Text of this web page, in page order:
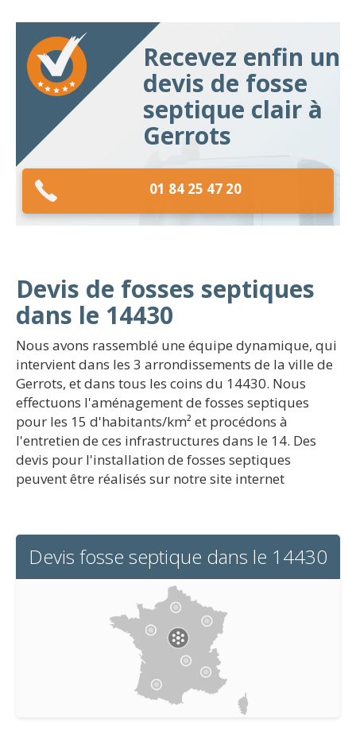
Recevez enfin un
devis de fosse
septique clair à
Gerrots
01 84 25 47 20
Devis de fosses septiques
dans le 14430
Nous avons rassemblé une équipe dynamique, qui
intervient dans les 3 arrondissements de la ville de
Gerrots, et dans tous les coins du 14430. Nous
effectuons l'aménagement de fosses septiques
pour les 15 d'habitants/km² et procédons à
l'entretien de ces infrastructures dans le 14. Des
devis pour l'installation de fosses septiques
peuvent être réalisés sur notre site internet
Devis fosse septique dans le 14430